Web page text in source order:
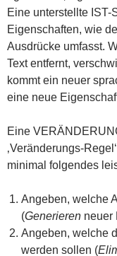
Eine unterstellte
Eigenschaften, wie
Ausdrücke umfasst.
Text entfernt,
kommt ein neuer
eine neue
Eine
‚Veränderungs-
minimal folgendes
Angeben, welche
(Generieren neuer
Angeben, welche
werden sollen (